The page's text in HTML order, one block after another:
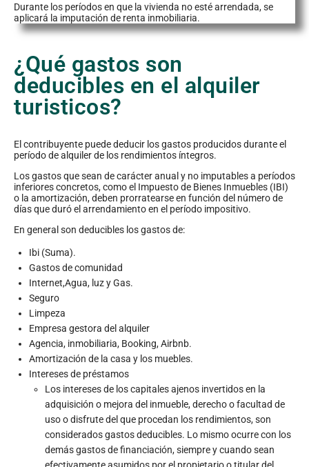
Durante los períodos en que la vivienda no esté arrendada, se
aplicará la imputación de renta inmobiliaria.
¿Qué gastos son
deducibles en el alquiler
turisticos?
El contribuyente puede deducir los gastos producidos durante el
período de alquiler de los rendimientos íntegros.
Los gastos que sean de carácter anual y no imputables a períodos
inferiores concretos, como el Impuesto de Bienes Inmuebles (IBI)
o la amortización, deben prorratearse en función del número de
días que duró el arrendamiento en el período impositivo.
En general son deducibles los gastos de:
Ibi (Suma).
Gastos de comunidad
Internet,Agua, luz y Gas.
Seguro
Limpeza
Empresa gestora del alquiler
Agencia, inmobiliaria, Booking, Airbnb.
Amortización de la casa y los muebles.
Intereses de préstamos
Los intereses de los capitales ajenos invertidos en la
adquisición o mejora del inmueble, derecho o facultad de
uso o disfrute del que procedan los rendimientos, son
considerados gastos deducibles. Lo mismo ocurre con los
demás gastos de financiación, siempre y cuando sean